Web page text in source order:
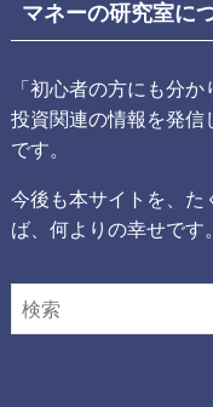
マネーの研究室に
「初心者の方にも分
投資関連の情報を発信
です。
今後も本サイトを、た
ば、何よりの幸せです。